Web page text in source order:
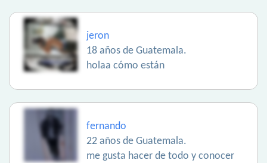
jeron
18 años de Guatemala.
holaa cómo están
fernando
22 años de Guatemala.
me gusta hacer de todo y conocer